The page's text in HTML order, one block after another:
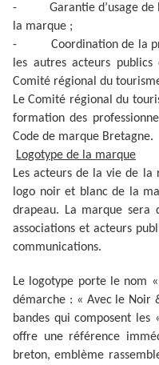
-
Garantie d’usage
la marque ;
-
Coordination de la
les autres acteurs
Comité régional du
Le Comité régional du
formation des
Code de marque Bretagne.
Logotype de la marque
Les acteurs de la vie de
logo noir et blanc de la
drapeau. La marque sera
associations et acteurs
communications.
Le logotype porte le nom
démarche : « Avec le Noir
bandes qui composent les
offre une référence
breton, emblème